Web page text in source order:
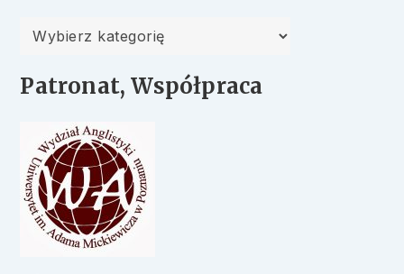
Kategorie
Patronat, Współpraca